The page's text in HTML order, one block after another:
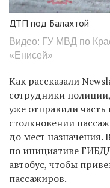
ДТП под Балахтой
Видео: ГУ МВД по
«Енисей»
Как рассказали
сотрудники
уже отправили
столкновении
до мест назначения.
по инициативе
автобус, чтобы
пассажиров.